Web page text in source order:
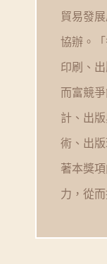
貿易發
協辦。
印刷、
而富競
計、出
術、出
著本獎
力，從